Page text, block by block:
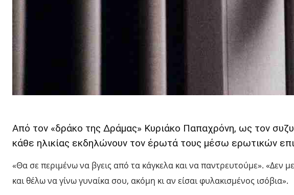
Από τον «δράκο της Δράμας» Κυριάκο Παπαχρόνη, ως τον
κάθε ηλικίας εκδηλώνουν τον έρωτά τους μέσω ερωτικών
«Θα σε περιμένω να βγεις από τα κάγκελα και να παντρευτούμε». «Δεν
και θέλω να γίνω γυναίκα σου, ακόμη κι αν είσαι φυλακισμένος ισόβια».